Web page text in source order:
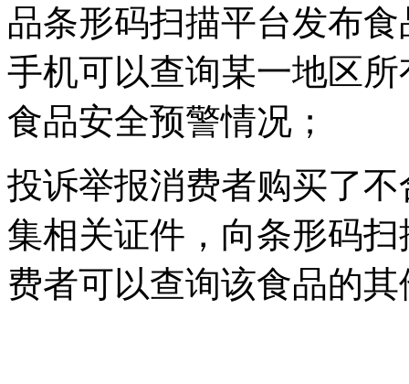
品条形码扫描平台发布
手机可以查询某一地区
食品安全预警情况；
投诉举报消费者购买了
集相关证件，向条形码
费者可以查询该食品的